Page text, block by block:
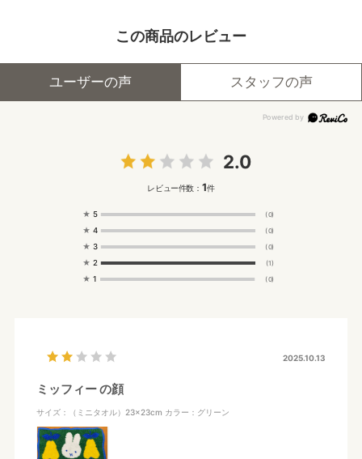
この商品のレビュー
ユーザーの声 スタッフの声
2.0
レビュー件数： 1件
★ 5 (0)
★ 4 (0)
★ 3 (0)
★ 2 (1)
★ 1 (0)
2025.10.13
ミッフィー の顔
サイズ：（ミニタオル）23×23cm カラー：グリーン